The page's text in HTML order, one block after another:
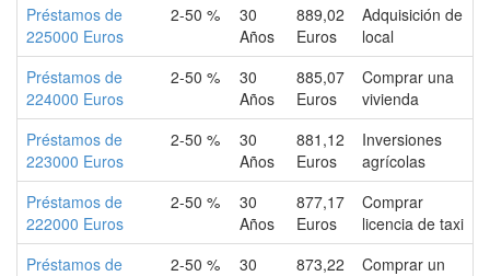
Préstamos de
225000 Euros
2-50 %
30
Años
889,02
Euros
Adquisición de
local
Préstamos de
224000 Euros
2-50 %
30
Años
885,07
Euros
Comprar una
vivienda
Préstamos de
223000 Euros
2-50 %
30
Años
881,12
Euros
Inversiones
agrícolas
Préstamos de
222000 Euros
2-50 %
30
Años
877,17
Euros
Comprar
licencia de taxi
Préstamos de
2-50 %
30
873,22
Comprar un